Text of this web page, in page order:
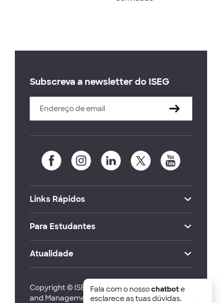
Subscreva a newsletter do ISEG
Links Rápidos
Para Estudantes
Atualidade
Copyright © ISEG Lisbon School of Economics
and Management 2026
Fala com o nossochatbote
esclarece as tuas dúvidas.